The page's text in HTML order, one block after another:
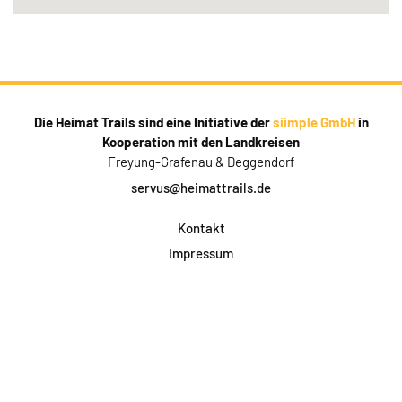
Die Heimat Trails sind eine Initiative dersiimple GmbHin
Kooperation mit den Landkreisen
Freyung-Grafenau & Deggendorf
servus@heimattrails.de
Kontakt
Impressum